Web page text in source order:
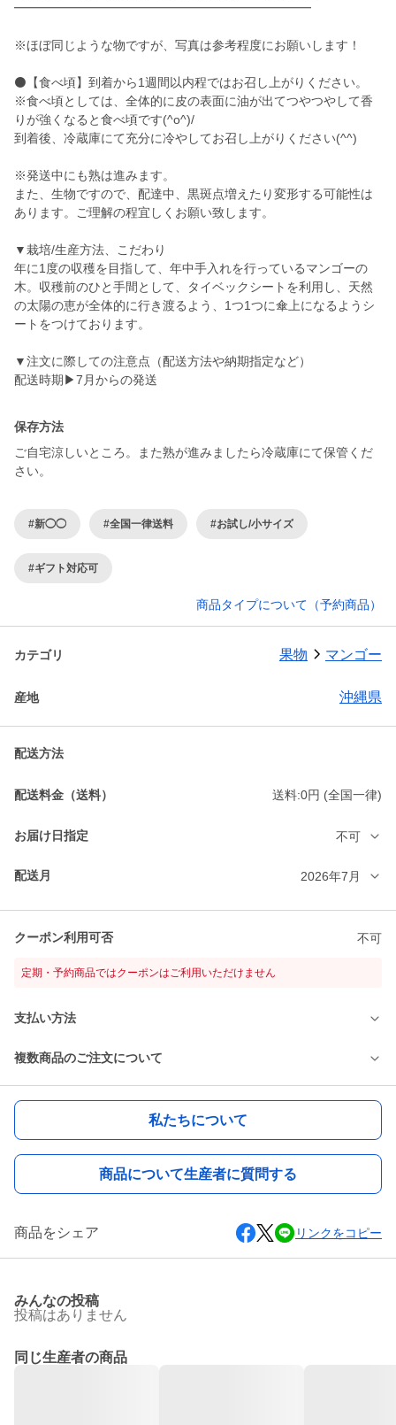
━━━━━━━━━━━━━━━━━━━━━━━━
※ほぼ同じような物ですが、写真は参考程度にお願いします！
⚫️【食べ頃】到着から1週間以内程ではお召し上がりください。
※食べ頃としては、全体的に皮の表面に油が出てつやつやして香
りが強くなると食べ頃です(^o^)/
到着後、冷蔵庫にて充分に冷やしてお召し上がりください(^^)
※発送中にも熟は進みます。
また、生物ですので、配達中、黒斑点増えたり変形する可能性は
あります。ご理解の程宜しくお願い致します。
▼栽培/生産方法、こだわり
年に1度の収穫を目指して、年中手入れを行っているマンゴーの
木。収穫前のひと手間として、タイベックシートを利用し、天然
の太陽の恵が全体的に行き渡るよう、1つ1つに傘上になるようシ
ートをつけております。
▼注文に際しての注意点（配送方法や納期指定など）
配送時期▶︎7月からの発送
保存方法
ご自宅涼しいところ。また熟が進みましたら冷蔵庫にて保管くだ
さい。
#新◯◯ #全国一律送料 #お試し/小サイズ
#ギフト対応可
商品タイプについて（予約商品）
カテゴリ 果物 マンゴー
産地 沖縄県
配送方法
配送料金（送料） 送料:0円 (全国一律)
お届け日指定 不可
配送月 2026年7月
クーポン利用可否 不可
定期・予約商品ではクーポンはご利用いただけません
支払い方法
複数商品のご注文について
私たちについて
商品について生産者に質問する
商品をシェア リンクをコピー
みんなの投稿
投稿はありません
同じ生産者の商品